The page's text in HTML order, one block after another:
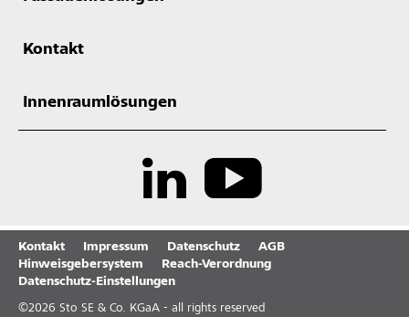
Kontakt
Innenraumlösungen
Kontakt Impressum Datenschutz
AGB
Hinweisgebersystem
Reach-Verordnung
Datenschutz-Einstellungen
©2026 Sto SE & Co. KGaA - all rights reserved